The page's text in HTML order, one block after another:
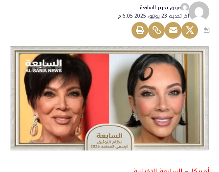
أخر تحديث 23 يونيو، 2025 6:05 م
فريق تحرير السابعة